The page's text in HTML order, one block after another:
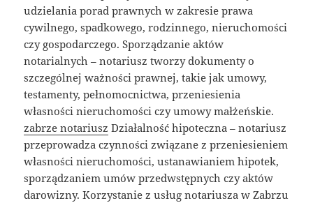
udzielania porad prawnych w zakresie prawa
cywilnego, spadkowego, rodzinnego, nieruchomości
czy gospodarczego. Sporządzanie aktów
notarialnych – notariusz tworzy dokumenty o
szczególnej ważności prawnej, takie jak umowy,
testamenty, pełnomocnictwa, przeniesienia
własności nieruchomości czy umowy małżeńskie.
zabrze notariusz Działalność hipoteczna – notariusz
przeprowadza czynności związane z przeniesieniem
własności nieruchomości, ustanawianiem hipotek,
sporządzaniem umów przedwstępnych czy aktów
darowizny. Korzystanie z usług notariusza w Zabrzu